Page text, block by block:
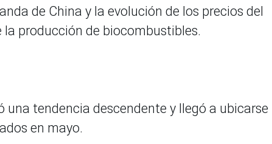
de China y la evolución de los precios del
producción de biocombustibles.
tendencia descendente y llegó a ubicarse
en mayo.